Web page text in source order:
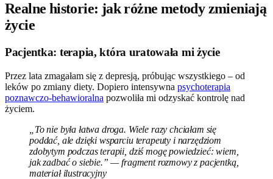
Realne historie: jak różne metody zmieniają
życie
Pacjentka: terapia, która uratowała mi życie
Przez lata zmagałam się z depresją, próbując wszystkiego – od
leków po zmiany diety. Dopiero intensywna psychoterapia
poznawczo-behawioralna pozwoliła mi odzyskać kontrolę nad
życiem.
„To nie była łatwa droga. Wiele razy chciałam się
poddać, ale dzięki wsparciu terapeuty i narzędziom
zdobytym podczas terapii, dziś mogę powiedzieć: wiem,
jak zadbać o siebie.” — fragment rozmowy z pacjentką,
materiał ilustracyjny